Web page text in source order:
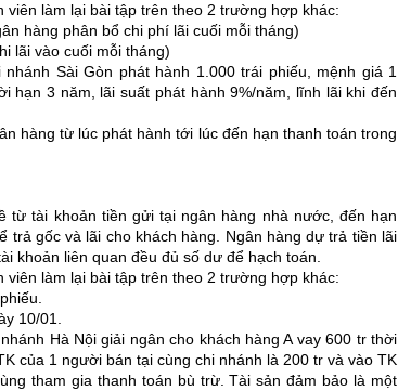
làm lại bài tập trên theo 2 trường hợp khác:
hàng phân bổ chi phí lãi cuối mỗi tháng)
lãi vào cuối mỗi tháng)
Sài Gòn phát hành 1.000 trái phiếu, mệnh giá 1
hạn 3 năm, lãi suất phát hành 9%/năm, lĩnh lãi khi đến
hàng từ lúc phát hành tới lúc đến hạn thanh toán trong
từ tài khoản tiền gửi tại ngân hàng nhà nước, đến hạn
trả gốc và lãi cho khách hàng. Ngân hàng dự trả tiền lãi
khoản liên quan đều đủ số dư để hạch toán.
làm lại bài tập trên theo 2 trường hợp khác:
10/01.
Hà Nội giải ngân cho khách hàng A vay 600 tr thời
của 1 người bán tại cùng chi nhánh là 200 tr và vào TK
tham gia thanh toán bù trừ. Tài sản đảm bảo là một